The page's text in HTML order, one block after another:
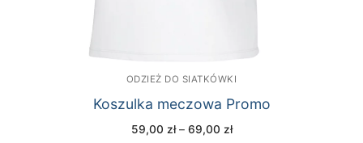
ODZIEŻ DO SIATKÓWKI
Koszulka meczowa Promo
59,00 zł – 69,00 złZakres